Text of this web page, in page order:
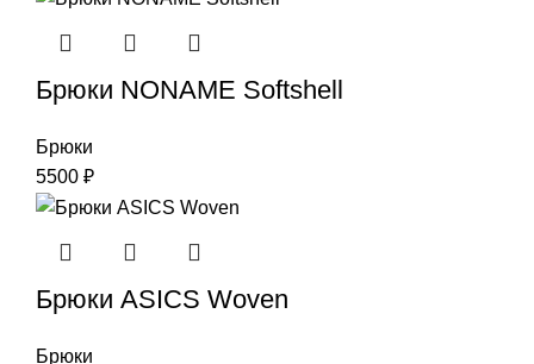
Брюки NONAME Softshell
Брюки
5500 ₽
Брюки ASICS Woven
Брюки